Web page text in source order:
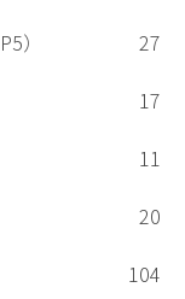
）
27
17
11
20
104